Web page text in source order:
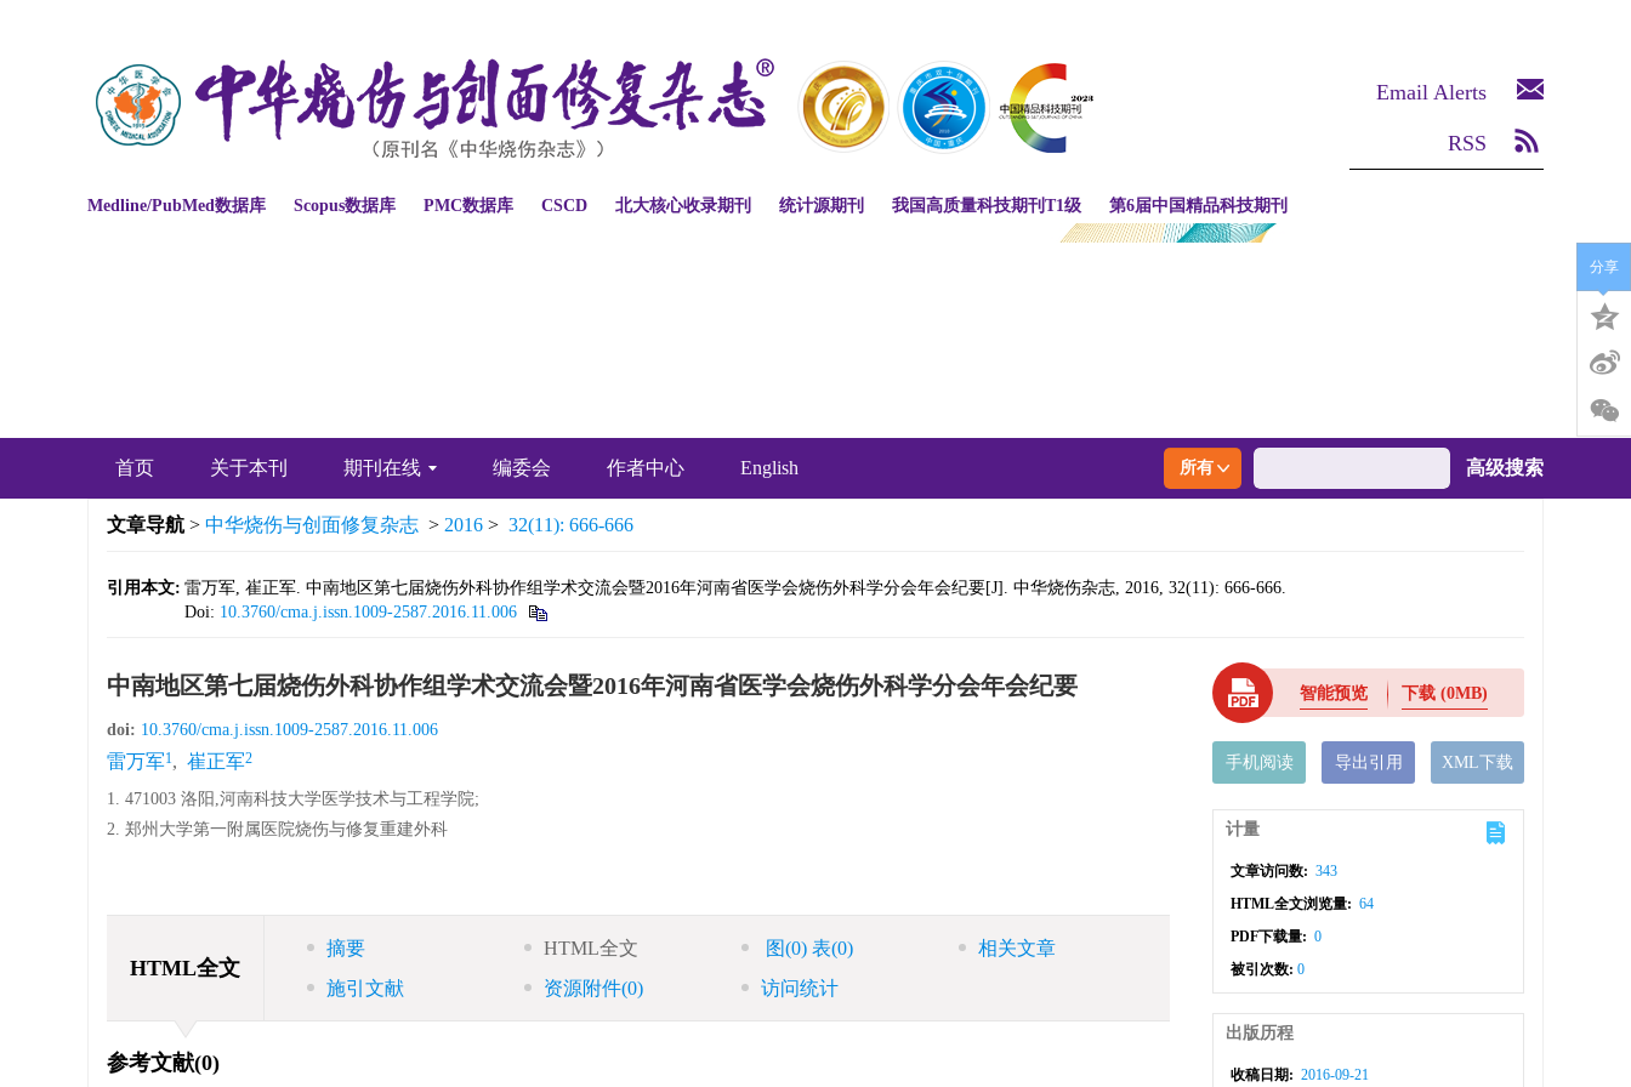
Medline/PubMed数据库 Scopus数据库 PMC数据库 CSCD 北大核心收录期刊 统计源期刊 我国高质量科技期刊T1级 第6届中国精品科技期刊
Email Alerts
RSS
首页 关于本刊 期刊在线 编委会 作者中心 English 高级搜索
文章导航 > 中华烧伤与创面修复杂志 > 2016 > 32(11): 666-666
引用本文: 雷万军, 崔正军. 中南地区第七届烧伤外科协作组学术交流会暨2016年河南省医学会烧伤外科学分会年会纪要[J]. 中华烧伤杂志, 2016, 32(11): 666-666.
Doi: 10.3760/cma.j.issn.1009-2587.2016.11.006
中南地区第七届烧伤外科协作组学术交流会暨2016年河南省医学会烧伤外科学分会年会纪要
doi: 10.3760/cma.j.issn.1009-2587.2016.11.006
雷万军1, 崔正军2
1. 471003 洛阳,河南科技大学医学技术与工程学院;
2. 郑州大学第一附属医院烧伤与修复重建外科
HTML全文
摘要 HTML全文 图(0) 表(0)
相关文章
施引文献
资源附件(0) 访问统计
参考文献(0)
智能预览 下载(0MB)
手机阅读 导出引用 XML下载
计量
文章访问数: 343
HTML全文浏览量: 64
PDF下载量: 0
被引次数:0
出版历程
收稿日期: 2016-09-21
分享